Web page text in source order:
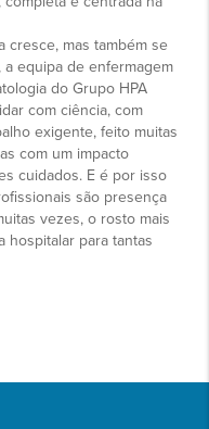
cresce, mas também se
equipa de enfermagem
do Grupo HPA
com ciência, com
exigente, feito muitas
com um impacto
cuidados. E é por isso
são presença
vezes, o rosto mais
hospitalar para tantas